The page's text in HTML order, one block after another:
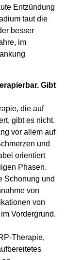
Entzündung
taut die
besser
im
Gibt
die auf
gibt es nicht.
vor allem auf
und
orientiert
Phasen.
Schonung und
von
von
Vordergrund.
Therapie,